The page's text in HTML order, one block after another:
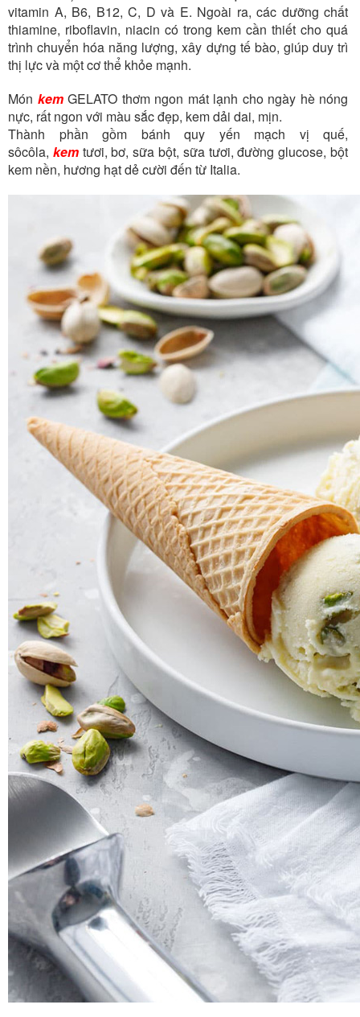
vitamin A, B6, B12, C, D và E. Ngoài ra, các dưỡng chất
thiamine, riboflavin, niacin có trong kem cần thiết cho quá
trình chuyển hóa năng lượng, xây dựng tế bào, giúp duy trì
thị lực và một cơ thể khỏe mạnh.
Món kemGELATO thơm ngon mát lạnh cho ngày hè nóng
nực, rất ngon với màu sắc đẹp, kem dải dai, mịn.
Thành phần gồm bánh quy yến mạch vị quế,
sôcôla, kemtươi, bơ, sữa bột, sữa tươi, đường glucose, bột
kem nền, hương hạt dẻ cười đến từ Italia.